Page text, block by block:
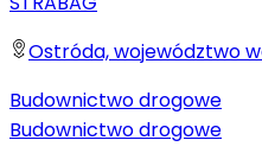
Ostróda, województwo
Budownictwo drogowe
Budownictwo drogowe